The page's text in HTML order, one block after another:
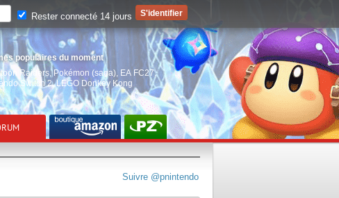
populaires du moment
Raiders, Pokémon (saga) EA FC27,
Switch 2,LEGO Donkey Kong
Suivre @pnintendo
Rester connecté 14 jours